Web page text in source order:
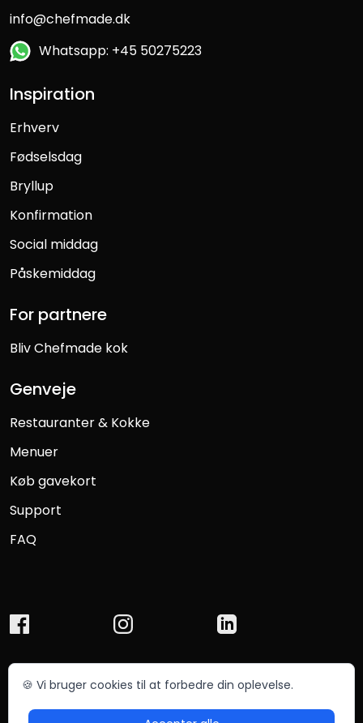
info@chefmade.dk
Whatsapp: +45 50275223
Inspiration
Erhverv
Fødselsdag
Bryllup
Konfirmation
Social middag
Påskemiddag
For partnere
Bliv Chefmade kok
Genveje
Restauranter & Kokke
Menuer
Køb gavekort
Support
FAQ
© Chefmade ApS 2025
Betingelser
🍪 Vi bruger cookies til at forbedre din oplevelse.